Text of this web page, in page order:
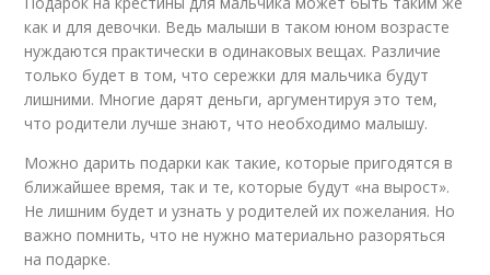
как и для девочки. Ведь малыши в таком юном возрасте
нуждаются практически в одинаковых вещах. Различие
только будет в том, что сережки для мальчика будут
лишними. Многие дарят деньги, аргументируя это тем,
что родители лучше знают, что необходимо малышу.
Можно дарить подарки как такие, которые пригодятся в
ближайшее время, так и те, которые будут «на вырост».
Не лишним будет и узнать у родителей их пожелания. Но
важно помнить, что не нужно материально разоряться
на подарке.